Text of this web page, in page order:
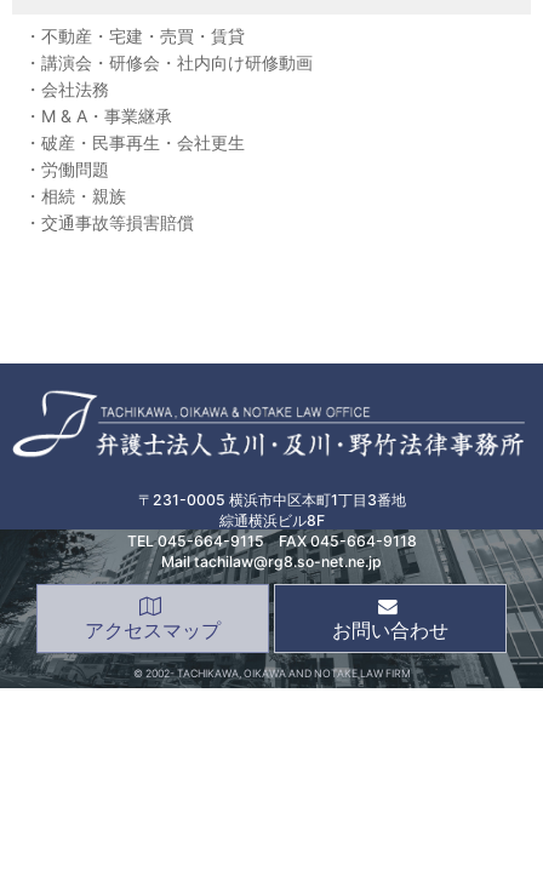
不動産・宅建・売買・賃貸
講演会・研修会・社内向け研修動画
会社法務
M & A・事業継承
破産・民事再生・会社更生
労働問題
相続・親族
交通事故等損害賠償
〒231-0005 横浜市中区本町1丁目3番地
綜通横浜ビル8F
TEL045-664-9115FAX 045-664-9118
Mail tachilaw@rg8.so-net.ne.jp
アクセスマップ お問い合わせ
© 2002- TACHIKAWA, OIKAWA AND NOTAKE LAW FIRM